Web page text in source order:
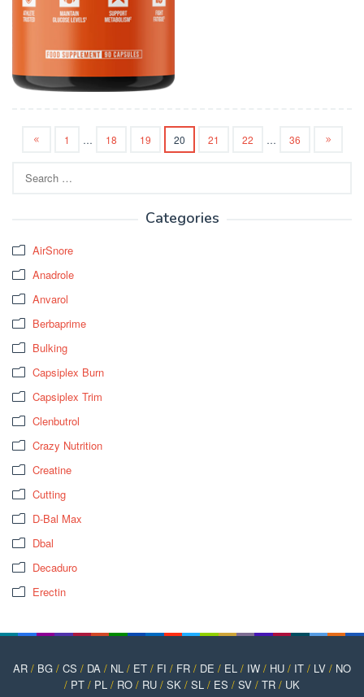
1 … 18 19 20 21 22 … 36
for:
Categories
AirSnore
Anadrole
Anvarol
Berbaprime
Bulking
Capsiplex Burn
Capsiplex Trim
Clenbutrol
Crazy Nutrition
Creatine
Cutting
D-Bal Max
Dbal
Decaduro
Erectin
AR / BG / CS / DA / NL / ET / FI / FR / DE / EL / IW / HU / IT / LV / NO
/ PT / PL / RO / RU / SK / SL / ES / SV / TR / UK